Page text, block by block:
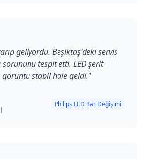
geliyordu. Beşiktaş'deki servis
tespit etti. LED şerit
görüntü stabil hale geldi."
Philips LED Bar Değişimi